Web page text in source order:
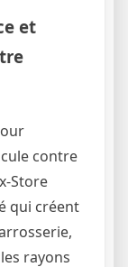
et
contre
Store
qui créent
rayons